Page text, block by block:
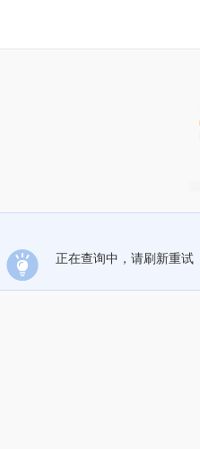
正在查询中，请刷新重试